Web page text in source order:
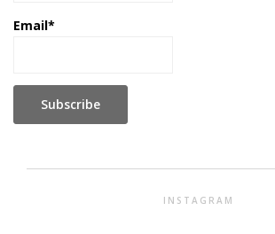
Email*
INSTAGRAM